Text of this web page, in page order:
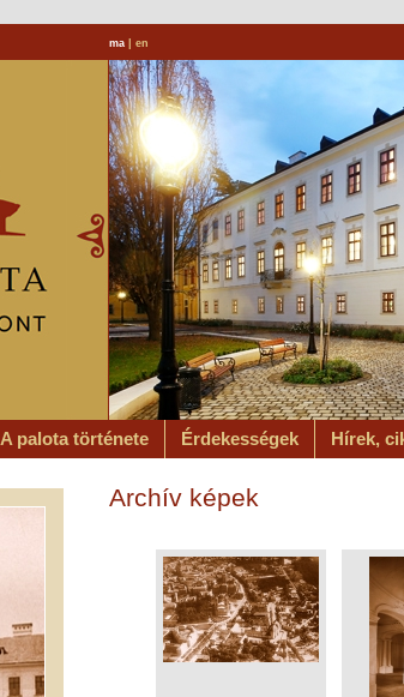
ma en
A palota története Érdekességek Hírek,
Archív képek